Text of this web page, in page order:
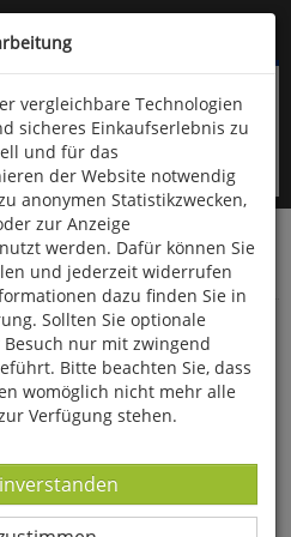
überspringen
9323-960
Zeitschriften
macht schlau
vergleichbare Technologien
sicheres Einkaufserlebnis zu
und für das
der Website notwendig
anonymen Statistikzwecken,
zur Anzeige
werden. Dafür können Sie
und jederzeit widerrufen
dazu finden Sie in
Sollten Sie optionale
nur mit zwingend
Bitte beachten Sie, dass
womöglich nicht mehr alle
Verfügung stehen.
-